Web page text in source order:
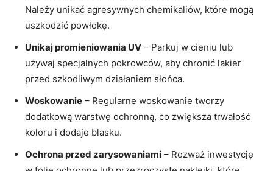
Należy unikać agresywnych chemikaliów, które mogą
uszkodzić powłokę.
Unikaj promieniowania UV – Parkuj w cieniu lub
używaj specjalnych pokrowców, aby chronić lakier
przed szkodliwym działaniem słońca.
Woskowanie – Regularne woskowanie tworzy
dodatkową warstwę ochronną, co zwiększa trwałość
koloru i dodaje blasku.
Ochrona przed zarysowaniami – Rozważ inwestycję